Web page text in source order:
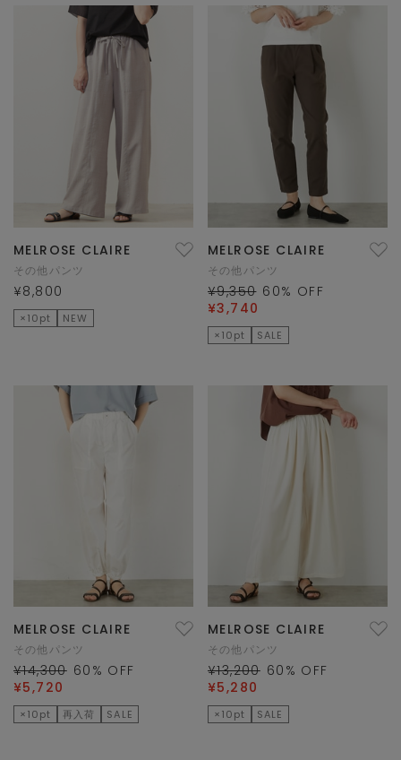
MELROSE CLAIRE
その他パンツ
¥8,800
×10pt NEW
MELROSE CLAIRE
その他パンツ
¥9,350 60% OFF
¥3,740
×10pt SALE
MELROSE CLAIRE
その他パンツ
¥14,300 60 % OFF
¥5,720
×10pt 再入荷 SALE
MELROSE CLAIRE
その他パンツ
¥13,200 60 % OFF
¥5,280
×10pt SALE